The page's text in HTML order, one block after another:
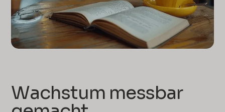
Wachstum messbar